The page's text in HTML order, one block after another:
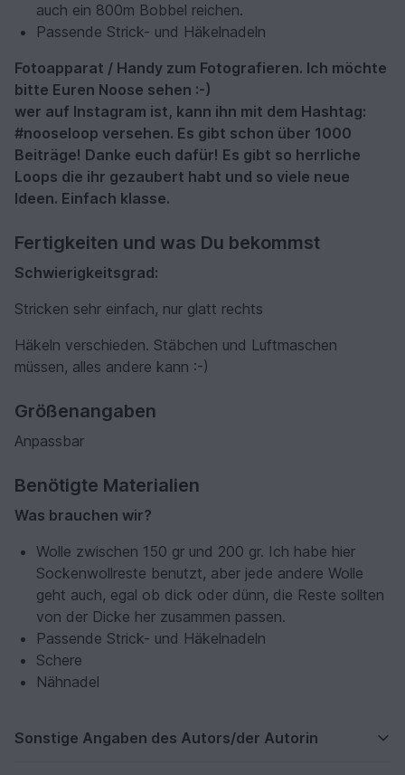
auch ein 800m Bobbel reichen.
Passende Strick- und Häkelnadeln
Fotoapparat / Handy zum Fotografieren. Ich möchte
bitte Euren Noose sehen :-)
wer auf Instagram ist, kann ihn mit dem Hashtag:
#nooseloop versehen. Es gibt schon über 1000
Beiträge! Danke euch dafür! Es gibt so herrliche
Loops die ihr gezaubert habt und so viele neue
Ideen. Einfach klasse.
Fertigkeiten und was Du bekommst
Schwierigkeitsgrad:
Stricken sehr einfach, nur glatt rechts
Häkeln verschieden. Stäbchen und Luftmaschen
müssen, alles andere kann :-)
Größenangaben
Anpassbar
Benötigte Materialien
Was brauchen wir?
Wolle zwischen 150 gr und 200 gr. Ich habe hier
Sockenwollreste benutzt, aber jede andere Wolle
geht auch, egal ob dick oder dünn, die Reste sollten
von der Dicke her zusammen passen.
Passende Strick- und Häkelnadeln
Schere
Nähnadel
Sonstige Angaben des Autors/der Autorin